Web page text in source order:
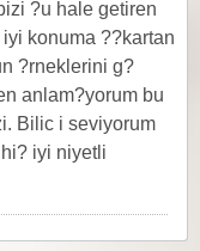
?u hale getiren
konuma ??kartan
?rneklerini g?
anlam?yorum bu
Bilic i seviyorum
iyi niyetli